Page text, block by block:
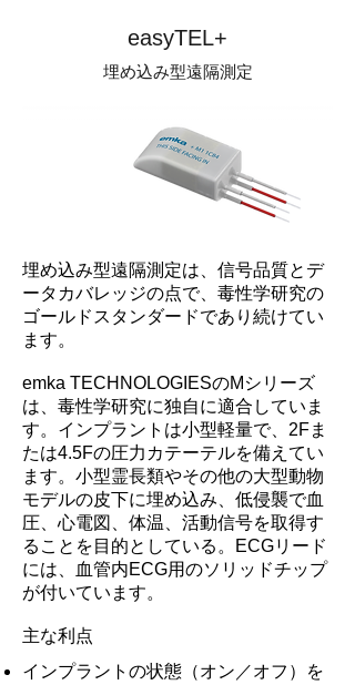
easyTEL+
埋め込み型遠隔測定
埋め込み型遠隔測定は、信号品質とデ
ータカバレッジの点で、毒性学研究の
ゴールドスタンダードであり続けてい
ます。
emka TECHNOLOGIESのMシリーズ
は、毒性学研究に独自に適合していま
す。インプラントは小型軽量で、2Fま
たは4.5Fの圧力カテーテルを備えてい
ます。小型霊長類やその他の大型動物
モデルの皮下に埋め込み、低侵襲で血
圧、心電図、体温、活動信号を取得す
ることを目的としている。ECGリード
には、血管内ECG用のソリッドチップ
が付いています。
主な利点
インプラントの状態（オン／オフ）を